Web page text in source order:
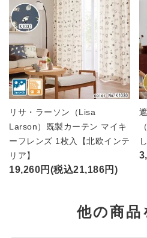
リサ・ラーソン（Lisa
Larson）既製カーテン マイキ
ーフレンズ 1枚入【北欧インテ
リア】
19,260円(税込21,186円)
他の商品